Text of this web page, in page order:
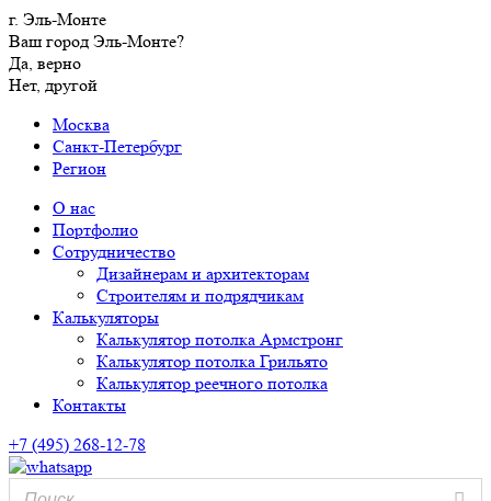
г. Эль-Монте
Ваш город Эль-Монте?
Да, верно
Нет, другой
Москва
Санкт-Петербург
Регион
О нас
Портфолио
Сотрудничество
Дизайнерам и архитекторам
Строителям и подрядчикам
Калькуляторы
Калькулятор потолка Армстронг
Калькулятор потолка Грильято
Калькулятор реечного потолка
Контакты
+7 (495) 268-12-78